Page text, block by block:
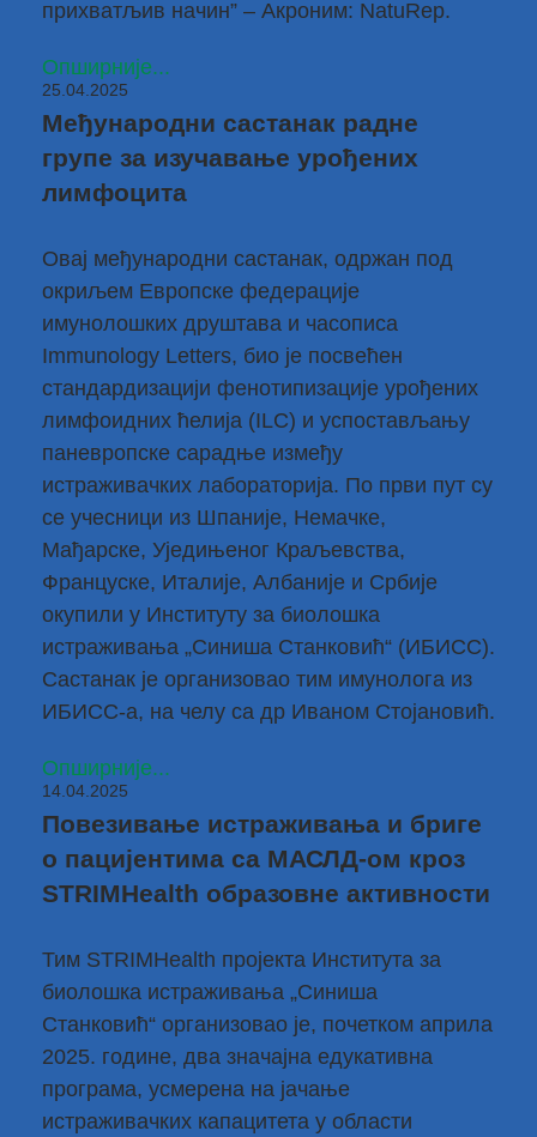
прихватљив начин” – Акроним: NatuRep.
Опширније...
25.04.2025
Међународни састанак радне
групе за изучавање урођених
лимфоцита
Овај међународни састанак, одржан под
окриљем Европске федерације
имунолошких друштава и часописа
Immunology Letters, био је посвећен
стандардизацији фенотипизације урођених
лимфоидних ћелија (ILC) и успостављању
паневропске сарадње између
истраживачких лабораторија. По први пут су
се учесници из Шпаније, Немачке,
Мађарске, Уједињеног Краљевства,
Француске, Италије, Албаније и Србије
окупили у Институту за биолошка
истраживања „Синиша Станковић“ (ИБИСС).
Састанак је организовао тим имунолога из
ИБИСС-а, на челу са др Иваном Стојановић.
Опширније...
14.04.2025
Повезивање истраживања и бриге
о пацијентима са МАСЛД-ом кроз
STRIMHealth образовне активности
Тим STRIMHealth пројекта Института за
биолошка истраживања „Синиша
Станковић“ организовао је, почетком априла
2025. године, два значајна едукативна
програма, усмерена на јачање
истраживачких капацитета у области